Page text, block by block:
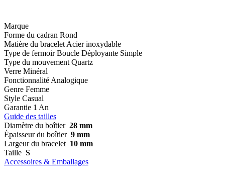
Marque
Forme du cadran Rond
Matière du bracelet Acier inoxydable
Type de fermoir Boucle Déployante Simple
Type du mouvement Quartz
Verre Minéral
Fonctionnalité Analogique
Genre Femme
Style Casual
Garantie 1 An
Guide des tailles
Diamètre du boîtier 28 mm
Épaisseur du boîtier 9 mm
Largeur du bracelet 10 mm
Taille S
Accessoires & Emballages